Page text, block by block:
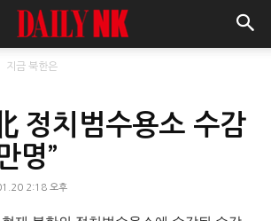
지금 북한은
정치범수용소 수감
명”
2:18 오후